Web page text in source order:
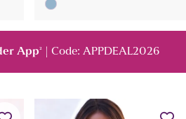
App² | Code: APPDEAL2026